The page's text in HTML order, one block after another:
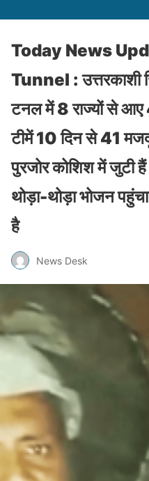
Today News
Tunnel : उत्तरकाशी
टनल में 8 राज्यों से
टीमें 10 दिन से 41
पुरजोर कोशिश में जुटी
थोड़ा-थोड़ा भोजन
है
News Desk